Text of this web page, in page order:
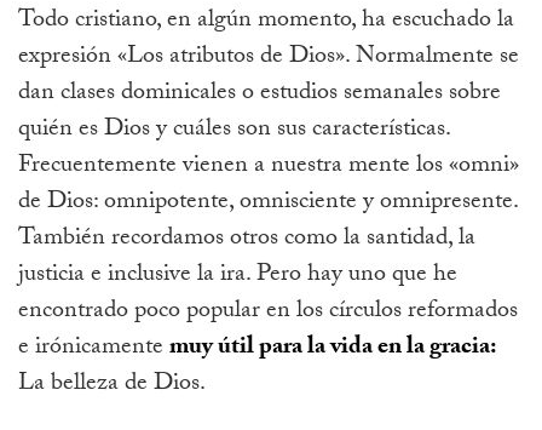
Todo cristiano, en algún momento, ha escuchado la
expresión «Los atributos de Dios». Normalmente se
dan clases dominicales o estudios semanales sobre
quién es Dios y cuáles son sus características.
Frecuentemente vienen a nuestra mente los «omni»
de Dios: omnipotente, omnisciente y omnipresente.
También recordamos otros como la santidad, la
justicia e inclusive la ira. Pero hay uno que he
encontrado poco popular en los círculos reformados
e irónicamentemuy útil para la vida en la gracia:
La belleza de Dios.